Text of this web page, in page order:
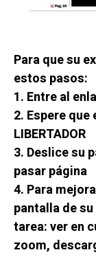
Para que su
estos pasos:
1. Entre al
2. Espere
LIBERTADOR
3. Deslice su
pasar página
4. Para
pantalla de
tarea: ver en
zoom,